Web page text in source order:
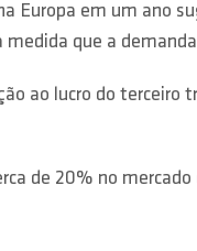
Europa em um ano
que a
ao lucro do
de 20% no